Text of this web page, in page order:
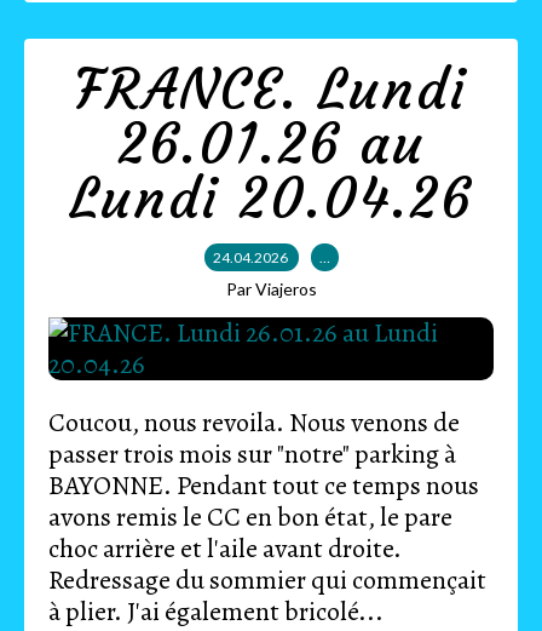
FRANCE. Lundi
26.01.26 au
Lundi 20.04.26
24.04.2026 …
Par Viajeros
Coucou, nous revoila. Nous venons de
passer trois mois sur "notre" parking à
BAYONNE. Pendant tout ce temps nous
avons remis le CC en bon état, le pare
choc arrière et l'aile avant droite.
Redressage du sommier qui commençait
à plier. J'ai également bricolé...